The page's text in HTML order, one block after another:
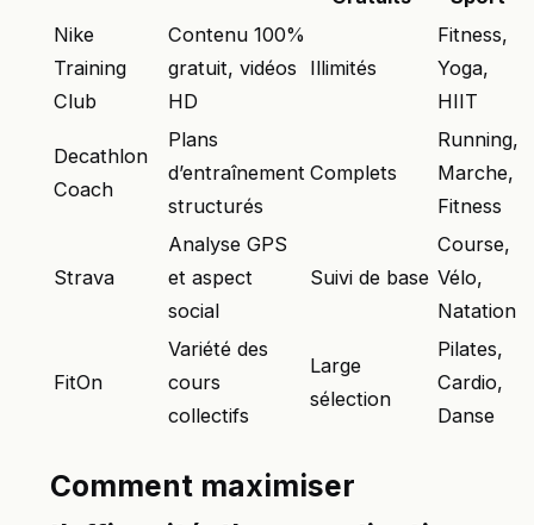
Nike
Training
Club
Contenu 100%
gratuit, vidéos
HD
Illimités
Fitness,
Yoga,
HIIT
Decathlon
Coach
Plans
d’entraînement
structurés
Complets
Running,
Marche,
Fitness
Strava
Analyse GPS
et aspect
social
Suivi de base
Course,
Vélo,
Natation
FitOn
Variété des
cours
collectifs
Large
sélection
Pilates,
Cardio,
Danse
Comment maximiser